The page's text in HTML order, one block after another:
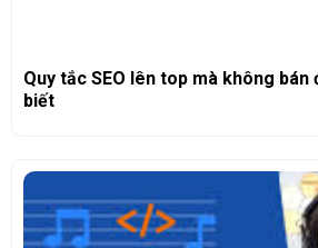
Quy tắc SEO lên top mà không bán
biết